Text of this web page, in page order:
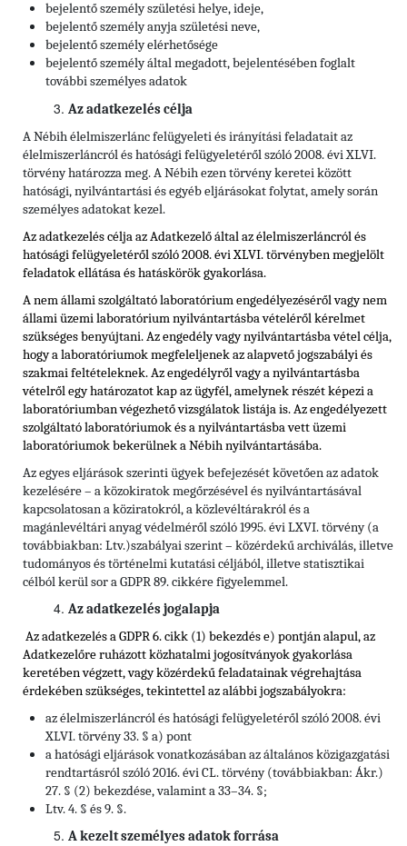
bejelentő személy születési helye, ideje,
bejelentő személy anyja születési neve,
bejelentő személy elérhetősége
bejelentő személy által megadott, bejelentésében foglalt
további személyes adatok
Az adatkezelés célja
A Nébih élelmiszerlánc felügyeleti és irányítási feladatait az
élelmiszerláncról és hatósági felügyeletéről szóló 2008. évi XLVI.
törvény határozza meg. A Nébih ezen törvény keretei között
hatósági, nyilvántartási és egyéb eljárásokat folytat, amely során
személyes adatokat kezel.
Az adatkezelés célja az Adatkezelő által az élelmiszerláncról és
hatósági felügyeletéről szóló 2008. évi XLVI. törvényben megjelölt
feladatok ellátása és hatáskörök gyakorlása.
A nem állami szolgáltató laboratórium engedélyezéséről vagy nem
állami üzemi laboratórium nyilvántartásba vételéről kérelmet
szükséges benyújtani. Az engedély vagy nyilvántartásba vétel célja,
hogy a laboratóriumok megfeleljenek az alapvető jogszabályi és
szakmai feltételeknek. Az engedélyről vagy a nyilvántartásba
vételről egy határozatot kap az ügyfél, amelynek részét képezi a
laboratóriumban végezhető vizsgálatok listája is. Az engedélyezett
szolgáltató laboratóriumok és a nyilvántartásba vett üzemi
laboratóriumok bekerülnek a Nébih nyilvántartásába.
Az egyes eljárások szerinti ügyek befejezését követően az adatok
kezelésére – a közokiratok megőrzésével és nyilvántartásával
kapcsolatosan a köziratokról, a közlevéltárakról és a
magánlevéltári anyag védelméről szóló 1995. évi LXVI. törvény (a
továbbiakban: Ltv.)szabályai szerint – közérdekű archiválás, illetve
tudományos és történelmi kutatási céljából, illetve statisztikai
célból kerül sor a GDPR 89. cikkére figyelemmel.
Az adatkezelés jogalapja
Az adatkezelés a GDPR 6. cikk (1) bekezdés e) pontján alapul, az
Adatkezelőre ruházott közhatalmi jogosítványok gyakorlása
keretében végzett, vagy közérdekű feladatainak végrehajtása
érdekében szükséges, tekintettelaz alábbi jogszabályokra:
az élelmiszerláncról és hatósági felügyeletéről szóló 2008. évi
XLVI. törvény 33. § a) pont
a hatósági eljárások vonatkozásában az általános közigazgatási
rendtartásról szóló 2016. évi CL. törvény (továbbiakban: Ákr.)
27. § (2) bekezdése, valamint a 33–34. §;
Ltv. 4. § és 9. §.
A kezelt személyes adatok forrása